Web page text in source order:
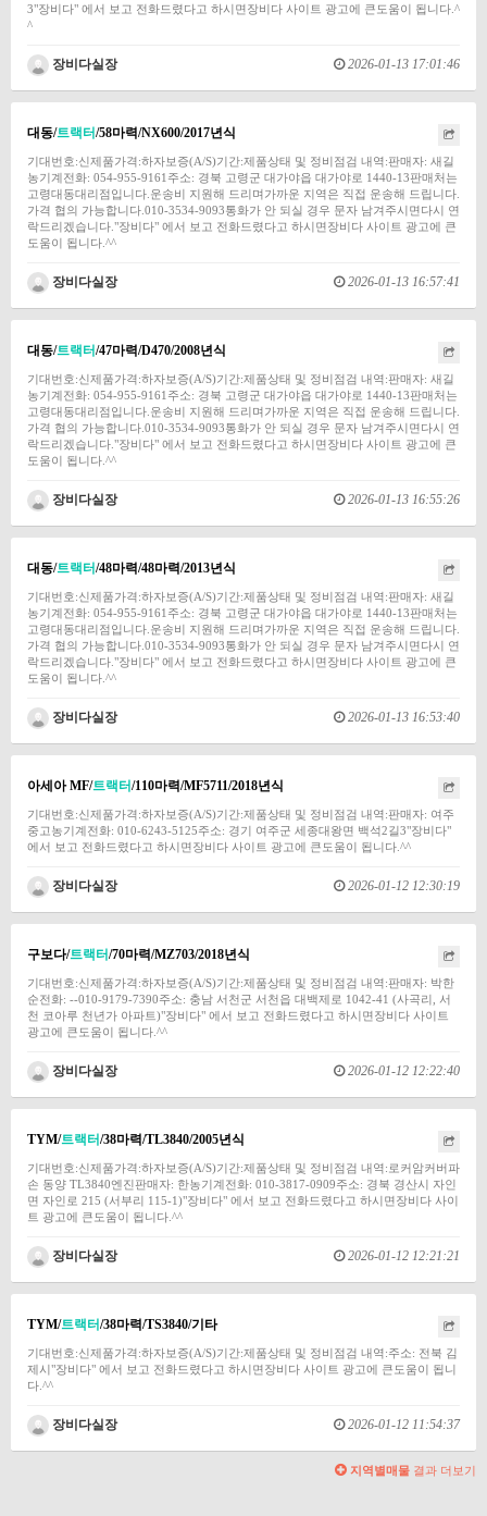
3"장비다" 에서 보고 전화드렸다고 하시면장비다 사이트 광고에 큰도움이 됩니다.^
^
장비다실장 2026-01-13 17:01:46
대동/트랙터/58마력/NX600/2017년식
기대번호:신제품가격:하자보증(A/S)기간:제품상태 및 정비점검 내역:판매자: 새길
농기계전화: 054-955-9161주소: 경북 고령군 대가야읍 대가야로 1440-13판매처는
고령대동대리점입니다.운송비 지원해 드리며가까운 지역은 직접 운송해 드립니다.
가격 협의 가능합니다.010-3534-9093통화가 안 되실 경우 문자 남겨주시면다시 연
락드리겠습니다."장비다" 에서 보고 전화드렸다고 하시면장비다 사이트 광고에 큰
도움이 됩니다.^^
장비다실장 2026-01-13 16:57:41
대동/트랙터/47마력/D470/2008년식
기대번호:신제품가격:하자보증(A/S)기간:제품상태 및 정비점검 내역:판매자: 새길
농기계전화: 054-955-9161주소: 경북 고령군 대가야읍 대가야로 1440-13판매처는
고령대동대리점입니다.운송비 지원해 드리며가까운 지역은 직접 운송해 드립니다.
가격 협의 가능합니다.010-3534-9093통화가 안 되실 경우 문자 남겨주시면다시 연
락드리겠습니다."장비다" 에서 보고 전화드렸다고 하시면장비다 사이트 광고에 큰
도움이 됩니다.^^
장비다실장 2026-01-13 16:55:26
대동/트랙터/48마력/48마력/2013년식
기대번호:신제품가격:하자보증(A/S)기간:제품상태 및 정비점검 내역:판매자: 새길
농기계전화: 054-955-9161주소: 경북 고령군 대가야읍 대가야로 1440-13판매처는
고령대동대리점입니다.운송비 지원해 드리며가까운 지역은 직접 운송해 드립니다.
가격 협의 가능합니다.010-3534-9093통화가 안 되실 경우 문자 남겨주시면다시 연
락드리겠습니다."장비다" 에서 보고 전화드렸다고 하시면장비다 사이트 광고에 큰
도움이 됩니다.^^
장비다실장 2026-01-13 16:53:40
아세아 MF/트랙터/110마력/MF5711/2018년식
기대번호:신제품가격:하자보증(A/S)기간:제품상태 및 정비점검 내역:판매자: 여주
중고농기계전화: 010-6243-5125주소: 경기 여주군 세종대왕면 백석2길3"장비다"
에서 보고 전화드렸다고 하시면장비다 사이트 광고에 큰도움이 됩니다.^^
장비다실장 2026-01-12 12:30:19
구보다/트랙터/70마력/MZ703/2018년식
기대번호:신제품가격:하자보증(A/S)기간:제품상태 및 정비점검 내역:판매자: 박한
순전화: --010-9179-7390주소: 충남 서천군 서천읍 대백제로 1042-41 (사곡리, 서
천 코아루 천년가 아파트)"장비다" 에서 보고 전화드렸다고 하시면장비다 사이트
광고에 큰도움이 됩니다.^^
장비다실장 2026-01-12 12:22:40
TYM/트랙터/38마력/TL3840/2005년식
기대번호:신제품가격:하자보증(A/S)기간:제품상태 및 정비점검 내역:로커암커버파
손 동양 TL3840엔진판매자: 한농기계전화: 010-3817-0909주소: 경북 경산시 자인
면 자인로 215 (서부리 115-1)"장비다" 에서 보고 전화드렸다고 하시면장비다 사이
트 광고에 큰도움이 됩니다.^^
장비다실장 2026-01-12 12:21:21
TYM/트랙터/38마력/TS3840/기타
기대번호:신제품가격:하자보증(A/S)기간:제품상태 및 정비점검 내역:주소: 전북 김
제시"장비다" 에서 보고 전화드렸다고 하시면장비다 사이트 광고에 큰도움이 됩니
다.^^
장비다실장 2026-01-12 11:54:37
지역별매물 결과 더보기